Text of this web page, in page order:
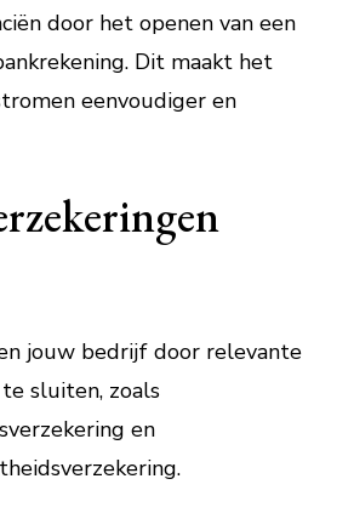
door het openen van een
Dit maakt het
eenvoudiger en
jouw bedrijf door relevante
sluiten, zoals
en